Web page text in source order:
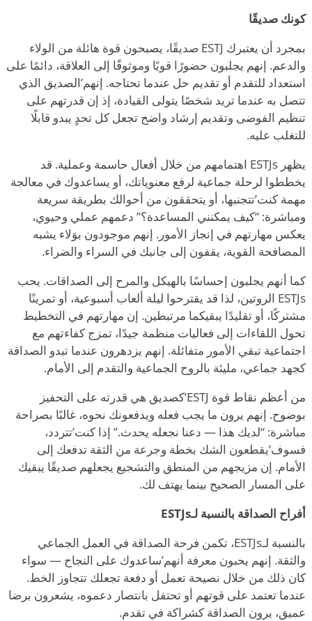
كونك صديقًا
بمجرد أن يعتبرك ESTJ صديقًا، يصبحون قوة هائلة من الولاء
والدعم. إنهم يجلبون حضورًا قويًا وموثوقًا إلى العلاقة، دائمًا على
استعداد للتقدم أو تقديم حل عندما تحتاجه. إنهم’الصديق الذي
تتصل به عندما تريد شخصًا يتولى القيادة، إذ إن قدرتهم على
تنظيم الفوضى وتقديم إرشاد واضح تجعل كل تحدٍ يبدو قابلًا
للتغلب عليه.
يظهر ESTJs اهتمامهم من خلال أفعال حاسمة وعملية. قد
يخططوا لرحلة جماعية لرفع معنوياتك، أو يساعدوك في معالجة
مهمة كنت’تتجنبها، أو يتحققون من أحوالك بطريقة سريعة
ومباشرة: “كيف يمكنني المساعدة؟” دعمهم عملي وحيوي،
يعكس مهارتهم في إنجاز الأمور. إنهم موجودون بوَلاء يشبه
المصافحة القوية، يقفون إلى جانبك في السراء والضراء.
كما أنهم يجلبون إحساسًا بالهيكل والمرح إلى الصداقات. يحب
ESTJs الروتين، لذا قد يقترحوا ليلة ألعاب أسبوعية، أو تمرينًا
مشتركًا، أو تقليدًا يبقيكما مرتبطين. إن مهارتهم في التخطيط
تحول اللقاءات إلى فعاليات منظمة جيدًا، تمزج كفاءتهم مع
اجتماعية تبقي الأمور متفائلة. إنهم يزدهرون عندما تبدو الصداقة
كجهد جماعي، مليئة بالروح الجماعية والتقدم إلى الأمام.
من أعظم نقاط قوة ESTJ
’كصديق هي قدرته على التحفيز
بوضوح. إنهم يرون ما يجب فعله ويدفعونك نحوه، غالبًا بصراحة
مباشرة: “لديك هذا — دعنا نجعله يحدث.” إذا كنت’تتردد،
فسوف’يقطعون الشك بخطة وجرعة من الثقة تدفعك إلى
الأمام. إن مزيجهم من المنطق والتشجيع يجعلهم صديقًا يبقيك
على المسار الصحيح بينما يهتف لك.
أفراح الصداقة بالنسبة لـESTJs
بالنسبة لـESTJs، تكمن فرحة الصداقة في العمل الجماعي
والثقة. إنهم يحبون معرفة أنهم’ساعدوك على النجاح — سواء
كان ذلك من خلال نصيحة تعمل أو دفعة تجعلك تتجاوز الخط.
عندما تعتمد على قوتهم أو تحتفل بانتصار دعموه، يشعرون برضا
عميق، يرون الصداقة كشراكة في تقدم.